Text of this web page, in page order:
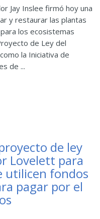
Jay Inslee firmó hoy una
y restaurar las plantas
los ecosistemas
de Ley del
la Iniciativa de
de ...
de ley
Lovelett para
utilicen fondos
pagar por el